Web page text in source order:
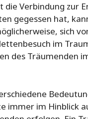
Verbindung zur
gegessen hat,
sich
im
des Träumenden
immer im Hinblick